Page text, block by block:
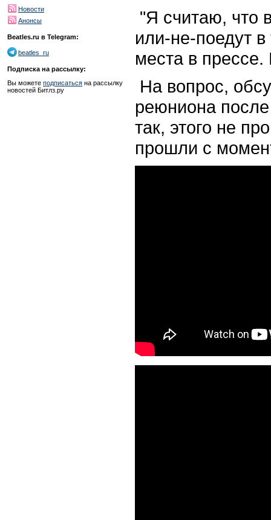
Новости
Анонсы
Beatles.ru в Telegram:
beatles_ru
Подписка на рассылку:
Вы можете подписаться на рассылку
новостей Битлз.ру
"Я считаю, что
или-не-поедут
места в
На вопрос,
реюниона
так, этого не
прошли с